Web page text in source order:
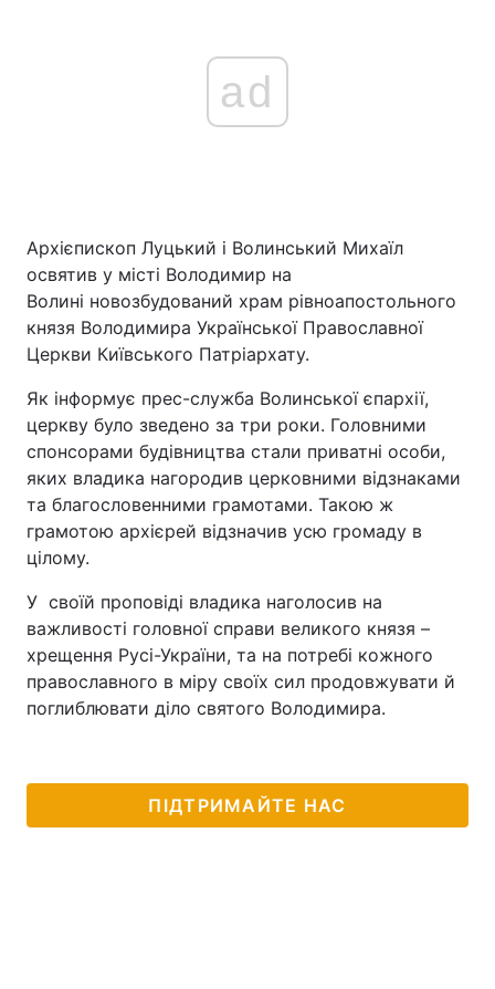
ad
Архієпископ Луцький і Волинський Михаїл
освятив у місті Володимир на
Волині новозбудований храм рівноапостольного
князя Володимира Української Православної
Церкви Київського Патріархату.
Як інформує прес-служба Волинської єпархії,
церкву було зведено за три роки. Головними
спонсорами будівництва стали приватні особи,
яких владика нагородив церковними відзнаками
та благословенними грамотами. Такою ж
грамотою архієрей відзначив усю громаду в
цілому.
У своїй проповіді владика наголосив на
важливості головної справи великого князя –
хрещення Русі-України, та на потребі кожного
православного в міру своїх сил продовжувати й
поглиблювати діло святого Володимира.
ПІДТРИМАЙТЕ НАС